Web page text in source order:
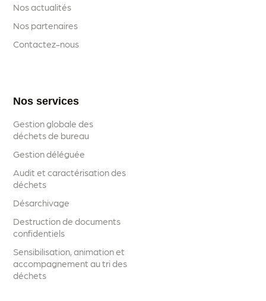
Nos actualités
Nos partenaires
Contactez-nous
Nos services
Gestion globale des
déchets de bureau
Gestion déléguée
Audit et caractérisation des
déchets
Désarchivage
Destruction de documents
confidentiels
Sensibilisation, animation et
accompagnement au tri des
déchets